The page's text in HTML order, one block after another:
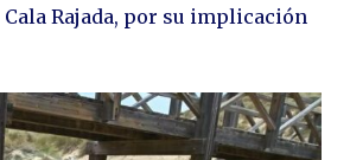
Rajada, por su implicación